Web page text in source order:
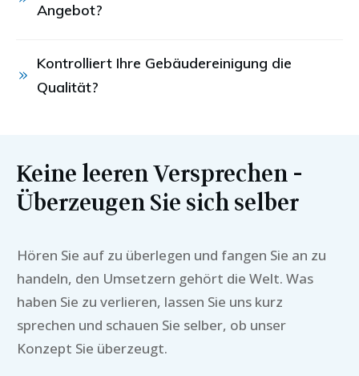
Angebot?
Kontrolliert Ihre Gebäudereinigung die
Qualität?
Keine leeren Versprechen -
Überzeugen Sie sich selber
Hören Sie auf zu überlegen und fangen Sie an zu
handeln, den Umsetzern gehört die Welt. Was
haben Sie zu verlieren, lassen Sie uns kurz
sprechen und schauen Sie selber, ob unser
Konzept Sie überzeugt.